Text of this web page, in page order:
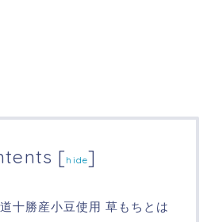
[hide]
十勝産小豆使用 草もちとは